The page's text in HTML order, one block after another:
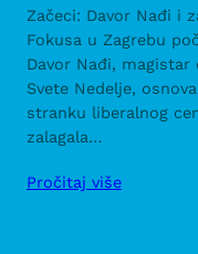
Začeci: Davor Nađi i
Fokusa u Zagrebu
Davor Nađi,
Svete Nedelje,
stranku liberalnog
zalagala…
Pročitaj više